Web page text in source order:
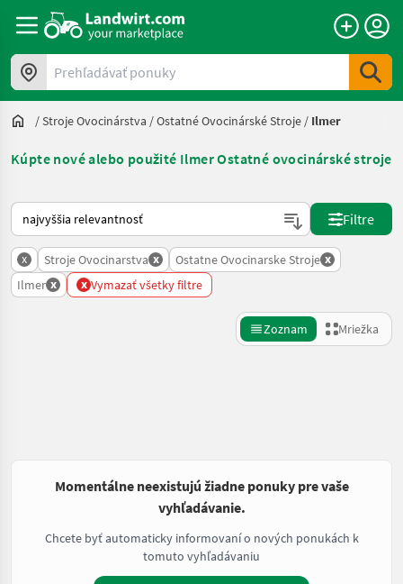
Prehľadávať ponuky
/Stroje Ovocinárstva /Ostatné Ovocinárské Stroje / Ilmer
Kúpte nové alebo použité Ilmer Ostatné ovocinárské stroje
Takto sa vykonáva triedenie na Landwirt.com
Filtre
x Stroje Ovocinarstva x Ostatne Ovocinarske Stroje x
Ilmer x x Vymazať všetky filtre
Zoznam Mriežka
Momentálne neexistujú žiadne ponuky pre vaše
vyhľadávanie.
Chcete byť automaticky informovaní o nových ponukách k
tomuto vyhľadávaniu